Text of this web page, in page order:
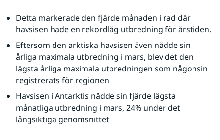
Detta markerade den fjärde månaden i rad där
havsisen hade en rekordlåg utbredning för årstiden.
Eftersom den arktiska havsisen även nådde sin
årliga maximala utbredning i mars, blev det den
lägsta årliga maximala utbredningen som någonsin
registrerats för regionen.
Havsisen i Antarktis nådde sin fjärde lägsta
månatliga utbredning i mars, 24% under det
långsiktiga genomsnittet